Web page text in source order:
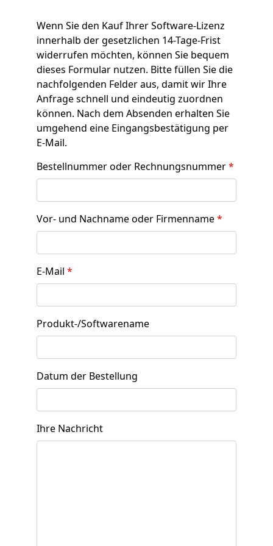
Wenn Sie den Kauf Ihrer Software-Lizenz
innerhalb der gesetzlichen 14-Tage-Frist
widerrufen möchten, können Sie bequem
dieses Formular nutzen. Bitte füllen Sie die
nachfolgenden Felder aus, damit wir Ihre
Anfrage schnell und eindeutig zuordnen
können. Nach dem Absenden erhalten Sie
umgehend eine Eingangsbestätigung per
E-Mail.
Bestellnummer oder Rechnungsnummer*
Vor- und Nachname oder Firmenname*
E-Mail *
Produkt-/Softwarename
Datum der Bestellung
Ihre Nachricht